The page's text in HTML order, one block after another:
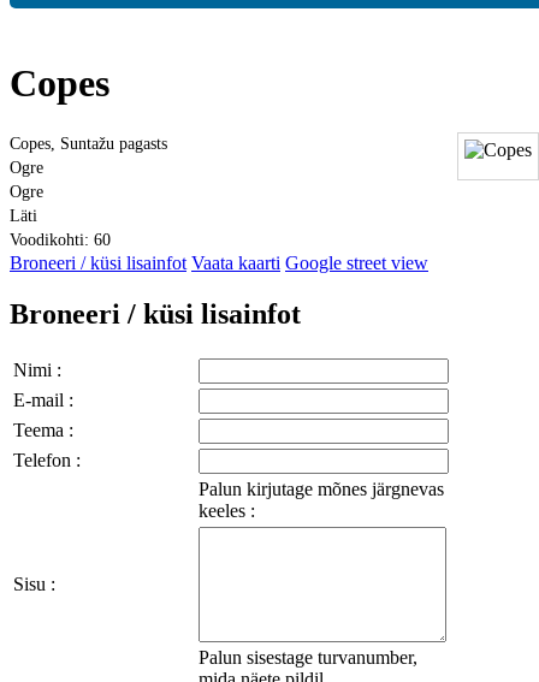
Copes
Copes, Suntažu pagasts
Ogre
Ogre
Läti
Voodikohti: 60
Broneeri / küsi lisainfot Vaata kaarti Google street view
Broneeri / küsi lisainfot
Nimi :
E-mail :
Teema :
Telefon :
Palun kirjutage mõnes järgnevas
keeles :
Sisu :
Palun sisestage turvanumber,